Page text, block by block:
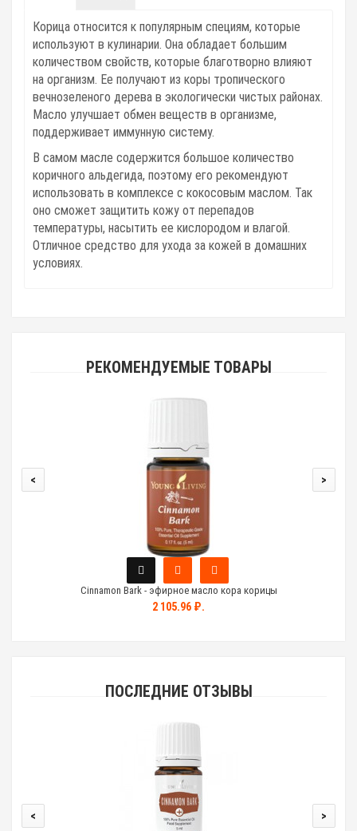
Корица относится к популярным специям, которые
используют в кулинарии. Она обладает большим
количеством свойств, которые благотворно влияют
на организм. Ее получают из коры тропического
вечнозеленого дерева в экологически чистых районах.
Масло улучшает обмен веществ в организме,
поддерживает иммунную систему.
В самом масле содержится большое количество
коричного альдегида, поэтому его рекомендуют
использовать в комплексе с кокосовым маслом. Так
оно сможет защитить кожу от перепадов
температуры, насытить ее кислородом и влагой.
Отличное средство для ухода за кожей в домашних
условиях.
РЕКОМЕНДУЕМЫЕ ТОВАРЫ
Cinnamon Bark - эфирное масло кора корицы
2 105.96 ₽.
< >
ПОСЛЕДНИЕ ОТЗЫВЫ
< >